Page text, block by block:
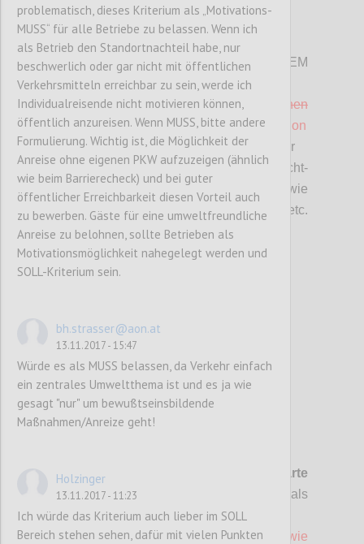
P122
K 17 Saisonale Produkte(gilt nur für GEM
und CAT als MUSS)
Das Speiseangebot an frischem,heimischen
Obst und Gemüseaus regionaler Produktion
ist unter Berücksichtigung saisonaler
Verfügbarkeiten zu erstellen. Auf nicht-
saisonale Gemüse und Früchte wie
Erdbeeren im Winter, Spargel im Herbst etc.
wird verzichtet.
K 18 Herkunftshinweise in der Speisekarte
/ im Menüplan(gilt nur für GEM und
als
MUSS)
In der Speisekarte/dem Menüplan
sowie
problematisch, dieses Kriterium als „Motivations-
MUSS“ für alle Betriebe zu belassen. Wenn ich
als Betrieb den Standortnachteil habe, nur
beschwerlich oder gar nicht mit öffentlichen
Verkehrsmitteln erreichbar zu sein, werde ich
Individualreisende nicht motivieren können,
öffentlich anzureisen. Wenn MUSS, bitte andere
Formulierung. Wichtig ist, die Möglichkeit der
Anreise ohne eigenen PKW aufzuzeigen (ähnlich
wie beim Barrierecheck) und bei guter
öffentlicher Erreichbarkeit diesen Vorteil auch
zu bewerben. Gäste für eine umweltfreundliche
Anreise zu belohnen, sollte Betrieben als
Motivationsmöglichkeit nahegelegt werden und
SOLL-Kriterium sein.
bh.strasser@aon.at
13.11.2017 - 15:47
Würde es als MUSS belassen, da Verkehr einfach
ein zentrales Umweltthema ist und es ja wie
gesagt "nur" um bewußtseinsbildende
Maßnahmen/Anreize geht!
Holzinger
13.11.2017 - 11:23
Ich würde das Kriterium auch lieber im SOLL
Bereich stehen sehen, dafür mit vielen Punkten